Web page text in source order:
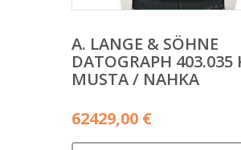
A. LANGE & SÖHNE
DATOGRAPH 403.035
MUSTA / NAHKA
62429,00 €